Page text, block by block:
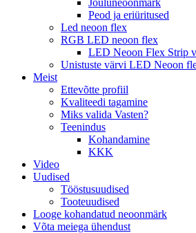
Jõuluneoonmärk
Peod ja eriüritused
Led neoon flex
RGB LED neoon flex
LED Neoon Flex Strip
Unistuste värvi LED Neoon
Meist
Ettevõtte profiil
Kvaliteedi tagamine
Miks valida Vasten?
Teenindus
Kohandamine
KKK
Video
Uudised
Tööstusuudised
Tooteuudised
Looge kohandatud neoonmärk
Võta meiega ühendust